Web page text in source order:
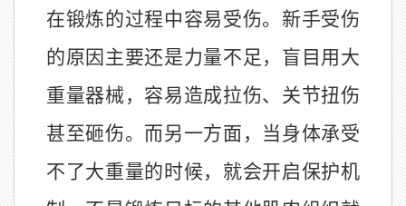
在锻炼的过程中容易受伤。新手受伤
的原因主要还是力量不足，盲目用大
重量器械，容易造成拉伤、关节扭伤
甚至砸伤。而另一方面，当身体承受
不了大重量的时候，就会开启保护机